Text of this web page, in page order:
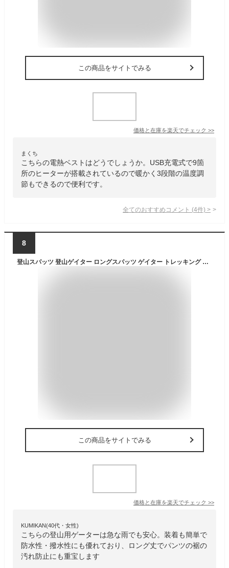
この商品をサイトでみる
価格と在庫を楽天でチェック >>
まくち
こちらの電熱ベストはどうでしょうか。USB充電式で9箇
所のヒーターが搭載されているので暖かく3段階の温度調
節もできるので便利です。
全てのおすすめコメント (4件) >
8
登山スパッツ 登山ゲイター ロングスパッツ ゲイター トレッキング アウトドア 登山用品 登山 スパッツ シューズカバー 防寒 防水 撥水 雨 泥 防止 山登り 山歩き ハイキング ロングスパッツ 雨具 レインウェア 防水ポーチ 自転車 バイク 男女兼用
この商品をサイトでみる
価格と在庫を楽天でチェック >>
KUMIKAN(40代・女性)
こちらの登山用ゲーターは急な雨でも安心。装着も簡単で
防水性・撥水性にも優れており、ロング丈でパンツの裾の
汚れ防止にも重宝します